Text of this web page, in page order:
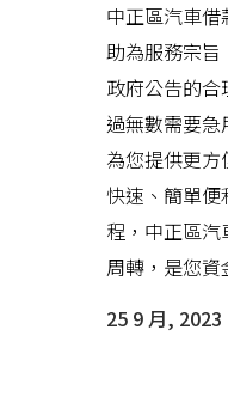
中正區汽車
助為服務宗
政府公告的
過無數需要
為您提供更
快速、簡單便
程，中正區
周轉，是您資
25 9 月, 2023